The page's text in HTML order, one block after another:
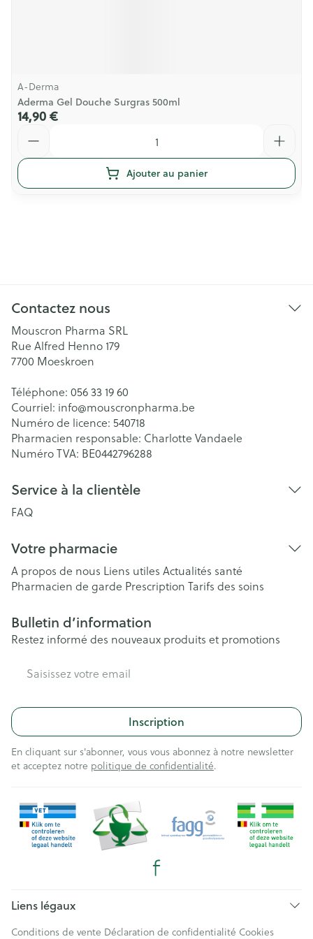
A-Derma
Aderma Gel Douche Surgras 500ml
14,90 €
Ajouter au panier
Contactez nous
Mouscron Pharma SRL
Rue Alfred Henno 179
7700 Moeskroen
Téléphone: 056 33 19 60
Courriel: info@mouscronpharma.be
Numéro de licence: 540718
Pharmacien responsable: Charlotte Vandaele
Numéro TVA: BE0442796288
Service à la clientèle
FAQ
Votre pharmacie
A propos de nous Liens utiles Actualités santé
Pharmacien de garde Prescription Tarifs des soins
Bulletin d’information
Restez informé des nouveaux produits et promotions
Inscription
En cliquant sur s'abonner, vous vous abonnez à notre newsletter
et acceptez notre politique de confidentialité.
Liens légaux
Conditions de vente Déclaration de confidentialité Cookies